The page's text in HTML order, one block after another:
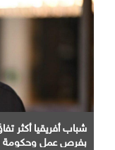
شباب أفريقيا أكثر
بفرص عمل وحكومة